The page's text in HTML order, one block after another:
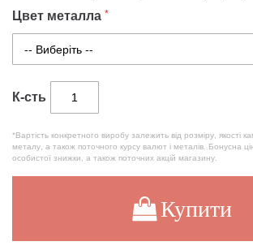
Цвет металла
К-сть
*Вартість конкретного виробу залежить від розміру, якості
металу, а також поточного курсу валют і металів. Бонусна
особистої знижки, а також поточних акцій магазину.
Купити